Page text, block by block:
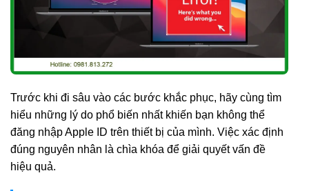
Trước khi đi sâu vào các bước khắc phục, hãy cùng tìm
hiểu những lý do phổ biến nhất khiến bạn không thể
đăng nhập Apple ID trên thiết bị của mình. Việc xác định
đúng nguyên nhân là chìa khóa để giải quyết vấn đề
hiệu quả.